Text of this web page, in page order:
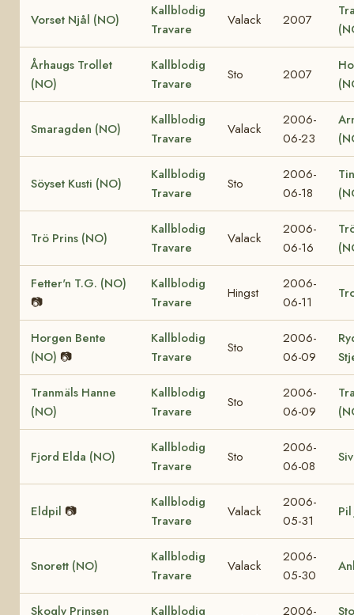
Vorset Njål (NO)
Kallblodig
Travare
Valack 2007
Århaugs Trollet
(NO)
Kallblodig
Travare
Sto 2007
Smaragden (NO)
Kallblodig
Travare
Valack
2006-
06-23
Söyset Kusti (NO)
Kallblodig
Travare
Sto
2006-
06-18
Trö Prins (NO)
Kallblodig
Travare
Valack
2006-
06-16
Fetter'n T.G. (NO)
📷
Kallblodig
Travare
Hingst
2006-
06-11
Horgen Bente
(NO) 📷
Kallblodig
Travare
Sto
2006-
06-09
Tranmäls Hanne
(NO)
Kallblodig
Travare
Sto
2006-
06-09
Fjord Elda (NO)
Kallblodig
Travare
Sto
2006-
06-08
Eldpil 📷
Kallblodig
Travare
Valack
2006-
05-31
Pil
Snorett (NO)
Kallblodig
Travare
Valack
2006-
05-30
Skogly Prinsen
Kallblodig
2006-